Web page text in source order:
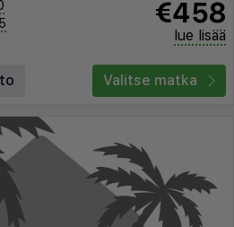
€458
lue lisää
Valitse matka